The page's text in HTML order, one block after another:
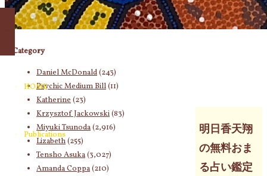
対
象:
HOME
Publications
明日香天翔
の無料おま
る占い鑑定
Category
Daniel McDonald(243)
Psychic Medium Bill(11)
Katherine(23)
Krzysztof Jackowski(83)
Miyuki Tsunoda(2,916)
Lizabeth(255)
Tensho Asuka(3,027)
Amanda Coppa(210)